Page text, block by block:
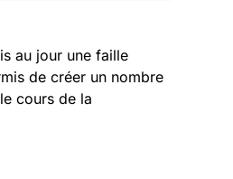
au jour une faille
de créer un nombre
cours de la